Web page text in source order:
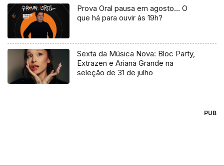
Prova Oral pausa em agosto… O
que há para ouvir às 19h?
Sexta da Música Nova: Bloc Party,
Extrazen e Ariana Grande na
seleção de 31 de julho
PUB